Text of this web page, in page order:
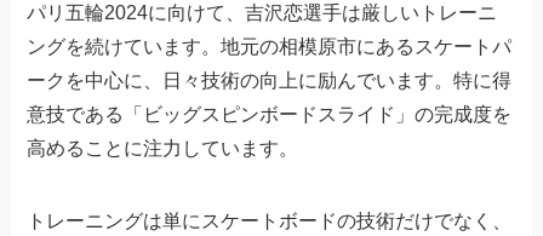
パリ五輪2024に向けて、吉沢恋選手は厳しいトレーニ
ングを続けています。地元の相模原市にあるスケートパ
ークを中心に、日々技術の向上に励んでいます。特に得
意技である「ビッグスピンボードスライド」の完成度を
高めることに注力しています。
トレーニングは単にスケートボードの技術だけでなく、